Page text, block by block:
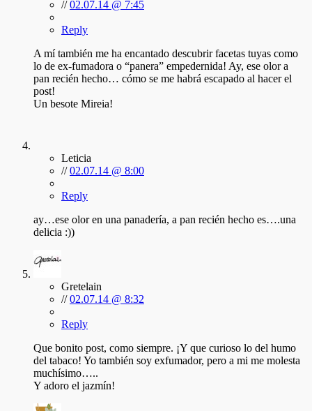
//02.07.14 @ 7:45
Reply
A mí también me ha encantado descubrir facetas tuyas como
lo de ex-fumadora o “panera” empedernida! Ay, ese olor a
pan recién hecho… cómo se me habrá escapado al hacer el
post!
Un besote Mireia!
Leticia
//02.07.14 @ 8:00
Reply
ay…ese olor en una panadería, a pan recién hecho es….una
delicia :))
Gretelain
//02.07.14 @ 8:32
Reply
Que bonito post, como siempre. ¡Y que curioso lo del humo
del tabaco! Yo también soy exfumador, pero a mi me molesta
muchísimo…..
Y adoro el jazmín!